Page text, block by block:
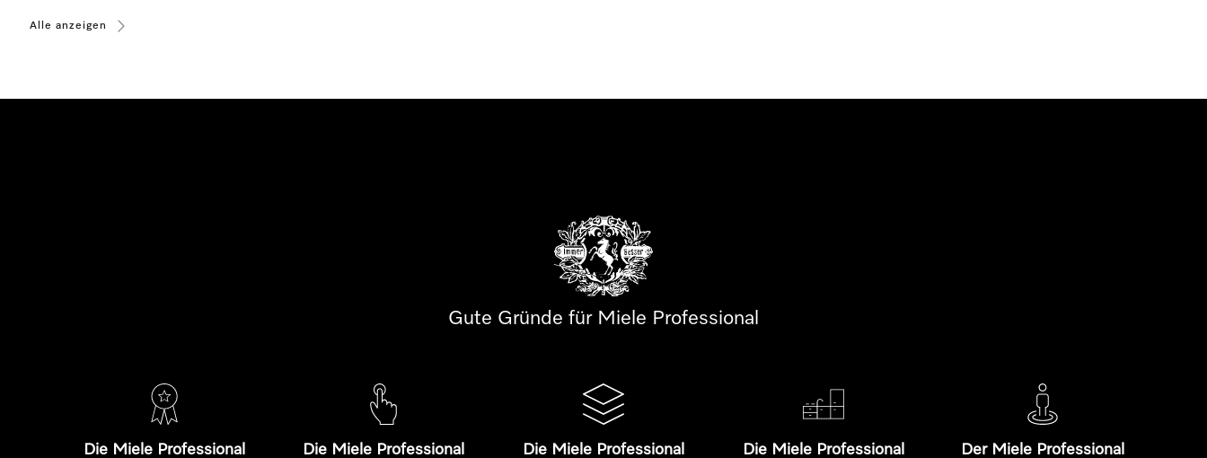
Alle anzeigen
Gute Gründe für Miele Professional
Die Miele Professional Die Miele Professional Die Miele Professional Die Miele Professional Der Miele Professional